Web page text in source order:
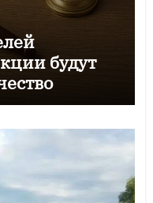
будут